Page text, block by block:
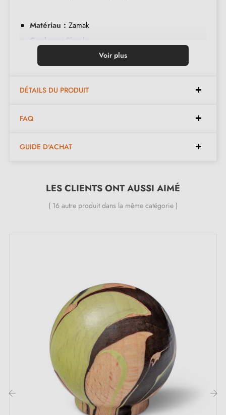
Matériau : Zamak
Couleur :
Blanche
Nettoyer avec un chiffon doux
Longueurs disponibles :
Inclus dans le kit :
Avec sa finition blanche, cette poignée FIORE
apporte une touche lumineuse et discrète à vos
meubles. Idéale pour des intérieurs clairs ou épurés,
elle s’intègre facilement sur des portes de placard,
tiroirs ou commodes.
Voir plus
DÉTAILS DU PRODUIT
FAQ
GUIDE D'ACHAT
LES CLIENTS ONT AUSSI AIMÉ
( 16 autre produit dans la même catégorie )